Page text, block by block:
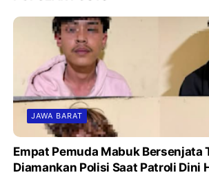
JAWA BARAT
Empat Pemuda Mabuk Bersenjata
Diamankan Polisi Saat Patroli Dini